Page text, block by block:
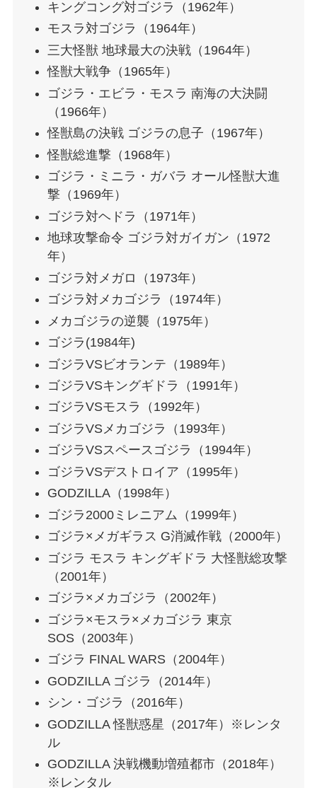
キングコング対ゴジラ（1962年）
モスラ対ゴジラ（1964年）
三大怪獣 地球最大の決戦（1964年）
怪獣大戦争（1965年）
ゴジラ・エビラ・モスラ 南海の大決闘
（1966年）
怪獣島の決戦 ゴジラの息子（1967年）
怪獣総進撃（1968年）
ゴジラ・ミニラ・ガバラ オール怪獣大進
撃（1969年）
ゴジラ対ヘドラ（1971年）
地球攻撃命令 ゴジラ対ガイガン（1972
年）
ゴジラ対メガロ（1973年）
ゴジラ対メカゴジラ（1974年）
メカゴジラの逆襲（1975年）
ゴジラ(1984年)
ゴジラVSビオランテ（1989年）
ゴジラVSキングギドラ（1991年）
ゴジラVSモスラ（1992年）
ゴジラVSメカゴジラ（1993年）
ゴジラVSスペースゴジラ（1994年）
ゴジラVSデストロイア（1995年）
GODZILLA（1998年）
ゴジラ2000ミレニアム（1999年）
ゴジラ×メガギラス G消滅作戦（2000年）
ゴジラ モスラ キングギドラ 大怪獣総攻撃
（2001年）
ゴジラ×メカゴジラ（2002年）
ゴジラ×モスラ×メカゴジラ 東京
SOS（2003年）
ゴジラ FINAL WARS（2004年）
GODZILLA ゴジラ（2014年）
シン・ゴジラ（2016年）
GODZILLA 怪獣惑星（2017年）※レンタ
ル
GODZILLA 決戦機動増殖都市（2018年）
※レンタル